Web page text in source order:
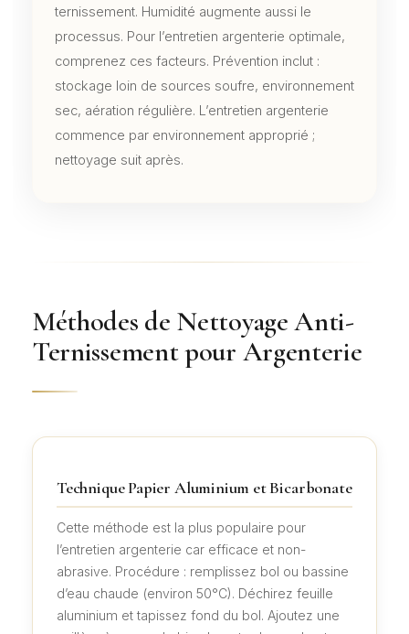
ternissement. Humidité augmente aussi le
processus. Pour l’entretien argenterie optimale,
comprenez ces facteurs. Prévention inclut :
stockage loin de sources soufre, environnement
sec, aération régulière. L’entretien argenterie
commence par environnement approprié ;
nettoyage suit après.
Méthodes de Nettoyage Anti-
Ternissement pour Argenterie
Technique Papier Aluminium et Bicarbonate
Cette méthode est la plus populaire pour
l’entretien argenterie car efficace et non-
abrasive. Procédure : remplissez bol ou bassine
d’eau chaude (environ 50°C). Déchirez feuille
aluminium et tapissez fond du bol. Ajoutez une